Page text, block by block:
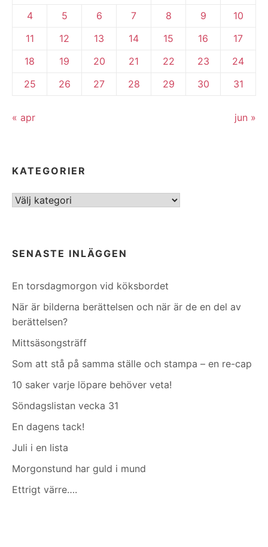
4
5 6 7 8 9
10
11
12 13 14 15 16
17
18
19 20 21 22 23
24
25
26 27 28 29 30 31
« apr jun »
KATEGORIER
Kategorier
SENASTE INLÄGGEN
En torsdagmorgon vid köksbordet
När är bilderna berättelsen och när är de en del av
berättelsen?
Mittsäsongsträff
Som att stå på samma ställe och stampa – en re-cap
10 saker varje löpare behöver veta!
Söndagslistan vecka 31
En dagens tack!
Juli i en lista
Morgonstund har guld i mund
Ettrigt värre….